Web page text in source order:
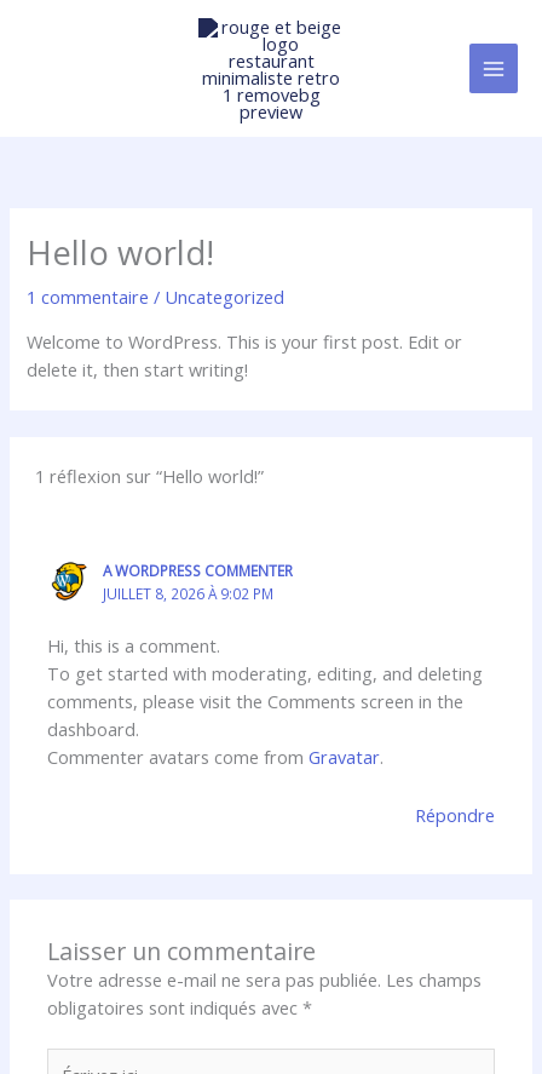
Hello world!
1 commentaire / Uncategorized
Welcome to WordPress. This is your first post. Edit or
delete it, then start writing!
1 réflexion sur “Hello world!”
A WORDPRESS COMMENTER
JUILLET 8, 2026 À 9:02 PM
Hi, this is a comment.
To get started with moderating, editing, and deleting
comments, please visit the Comments screen in the
dashboard.
Commenter avatars come fromGravatar.
Répondre
Laisser un commentaire
Votre adresse e-mail ne sera pas publiée. Les champs
obligatoires sont indiqués avec*
Écrivez